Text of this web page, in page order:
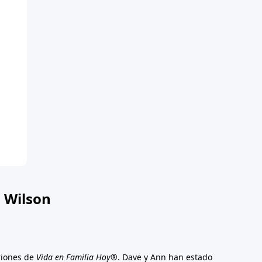
de Vida en Familia Hoy®. Dave y Ann han estado